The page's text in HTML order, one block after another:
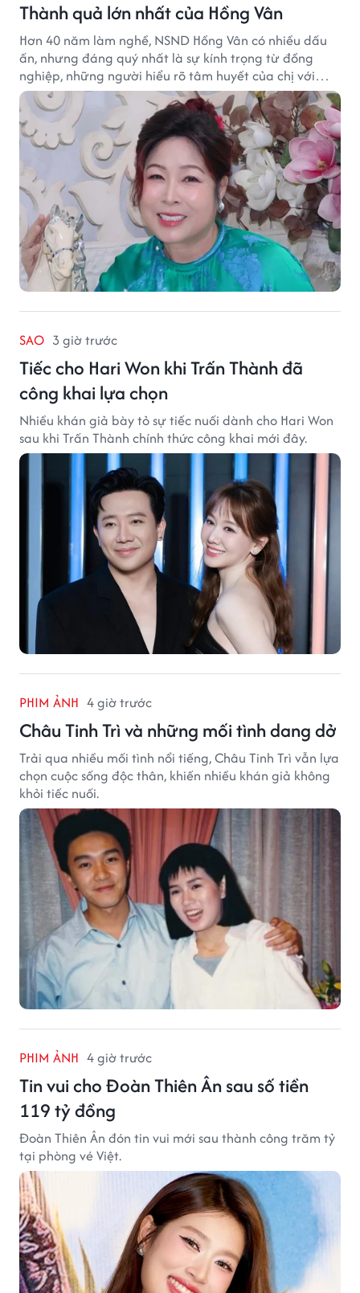
Thành quả lớn nhất của Hồng Vân
Hơn 40 năm làm nghề, NSND Hồng Vân có nhiều dấu
ấn, nhưng đáng quý nhất là sự kính trọng từ đồng
nghiệp, những người hiểu rõ tâm huyết của chị với
nghệ thuật.
SAO 3 giờ trước
Tiếc cho Hari Won khi Trấn Thành đã
công khai lựa chọn
Nhiều khán giả bày tỏ sự tiếc nuối dành cho Hari Won
sau khi Trấn Thành chính thức công khai mới đây.
PHIM ẢNH 4 giờ trước
Châu Tinh Trì và những mối tình dang dở
Trải qua nhiều mối tình nổi tiếng, Châu Tinh Trì vẫn lựa
chọn cuộc sống độc thân, khiến nhiều khán giả không
khỏi tiếc nuối.
PHIM ẢNH 4 giờ trước
Tin vui cho Đoàn Thiên Ân sau số tiền
119 tỷ đồng
Đoàn Thiên Ân đón tin vui mới sau thành công trăm tỷ
tại phòng vé Việt.